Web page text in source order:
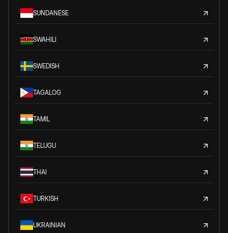
SUNDANESE
SWAHILI
SWEDISH
TAGALOG
TAMIL
TELUGU
THAI
TURKISH
UKRAINIAN